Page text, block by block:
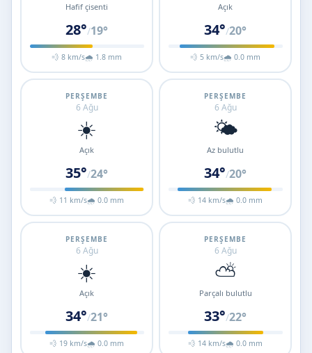
Hafif çisenti
28°/19°
💨 8 km/s🌧 1.8 mm
Açık
34°/20°
💨 5 km/s🌧 0.0 mm
PERŞEMBE
6 Ağu
☀️
Açık
35°/24°
💨 11 km/s🌧 0.0 mm
PERŞEMBE
6 Ağu
🌤️
Az bulutlu
34°/20°
💨 14 km/s🌧 0.0 mm
PERŞEMBE
6 Ağu
☀️
Açık
34°/21°
💨 19 km/s🌧 0.0 mm
PERŞEMBE
6 Ağu
⛅
Parçalı bulutlu
33°/22°
💨 14 km/s🌧 0.0 mm